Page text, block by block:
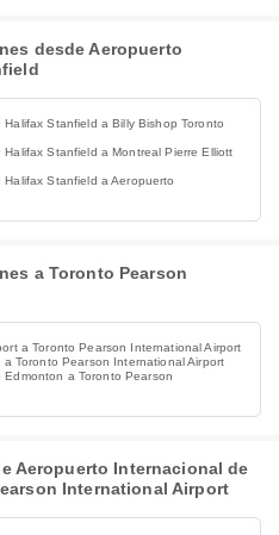
desde Aeropuerto
Stanfield a Billy Bishop Toronto
Stanfield a Montreal Pierre Elliott
Stanfield a Aeropuerto
a Toronto Pearson
a Toronto Pearson International Airport
Toronto Pearson International Airport
a Toronto Pearson
Aeropuerto Internacional de
International Airport